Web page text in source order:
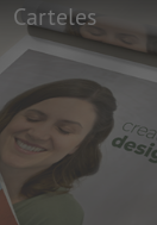
Carteles